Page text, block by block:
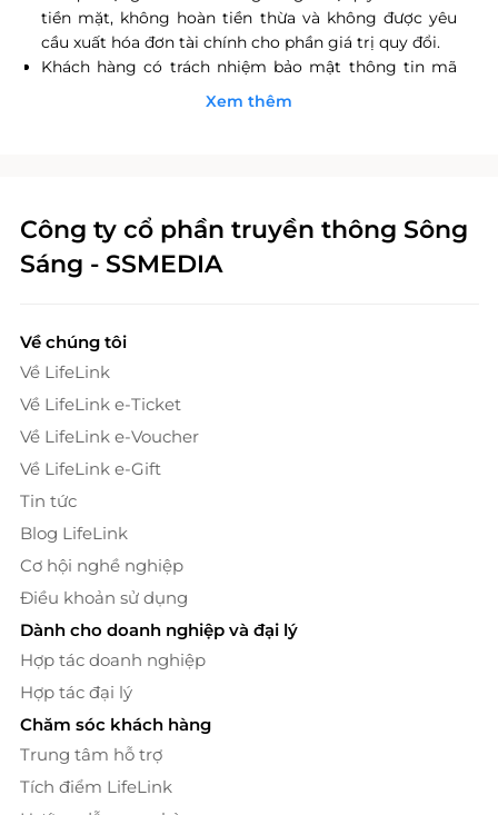
tiền mặt, không hoàn tiền thừa và không được yêu
cầu xuất hóa đơn tài chính cho phần giá trị quy đổi.
Khách hàng có trách nhiệm bảo mật thông tin mã
thẻ quà tặng sau khi đặt mua. LifeLink sẽ không chịu
như đối với các tranh chấp về sau giữa khách hàng và
nhà cung cấp.
LifeLink có quyền sửa chữa hoặc thay đổi điều khoản
Xem thêm
Công ty cổ phần truyền thông Sông
Sáng - SSMEDIA
Về chúng tôi
Về LifeLink
Về LifeLink e-Ticket
Về LifeLink e-Voucher
Về LifeLink e-Gift
Tin tức
Blog LifeLink
Cơ hội nghề nghiệp
Điều khoản sử dụng
Dành cho doanh nghiệp và đại lý
Hợp tác doanh nghiệp
Hợp tác đại lý
Chăm sóc khách hàng
Trung tâm hỗ trợ
Tích điểm LifeLink